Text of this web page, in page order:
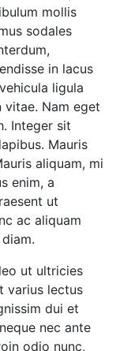
mollis
sodales
in lacus
ligula
vitae. Nam eget
Integer sit
Mauris
aliquam, mi
enim, a
ut
ac aliquam
ut ultricies
varius lectus
dui et
nec ante
odio nunc,